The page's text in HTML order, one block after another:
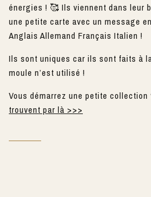
énergies ! 🥰 Ils viennent dans leur
une petite carte avec un message
Anglais Allemand Français Italien !
Ils sont uniques car ils sont faits à
moule n’est utilisé !
Vous démarrez une petite
trouvent par là >>>